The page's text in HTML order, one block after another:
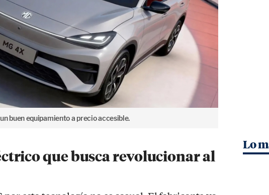
buen equipamiento a precio accesible.
que busca revolucionar al
Lo